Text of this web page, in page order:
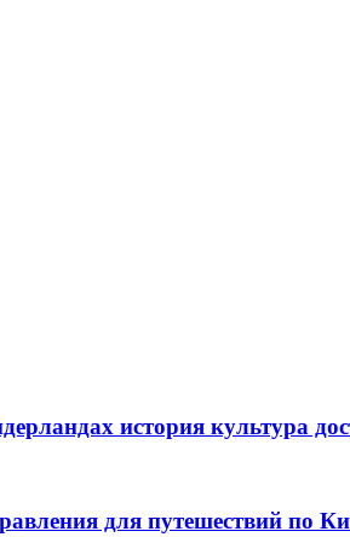
история культура
для путешествий по